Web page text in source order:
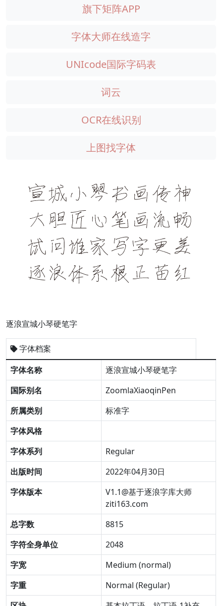
旗下矩阵APP
字体大师在线造字
UNIcode国际字码表
词云
OCR在线识别
上图找字体
逐浪宣城小琴硬笔字
字体档案
字体名称
逐浪宣城小琴硬笔字
国际别名
ZoomlaXiaoqinPen
所属类别
标准字
字体风格
字体系列
Regular
出版时间
2022年04月30日
字体版本
V1.1@基于逐浪字库大师
ziti163.com
总字数
8815
字符全身单位
2048
字宽
Medium (normal)
字重
Normal (Regular)